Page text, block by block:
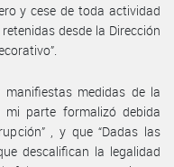
y cese de toda actividad
desde la Dirección
medidas de la
parte formalizó debida
, y que “Dadas las
descalifican la legalidad